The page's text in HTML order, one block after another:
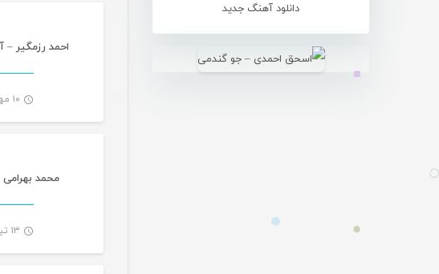
دانلود آهنگ جدید
احمد رزمگیر
۱۰ مهر ۱۳۹۴
محمد
۱۳ تیر ۱۳۹۴